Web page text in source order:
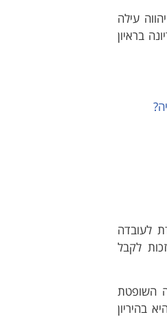
עילה
בראיון
לעובדה
לקבל
ארביב – פואמיקס בע"מ (נבו 26.05.2010) ציינה השופטת
בהיריון